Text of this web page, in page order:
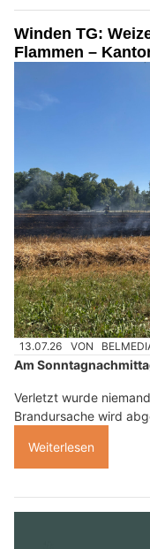
Winden TG:
Flammen –
13.07.26 VON
Am
Verletzt wurde
Brandursache wird
Weiterlesen